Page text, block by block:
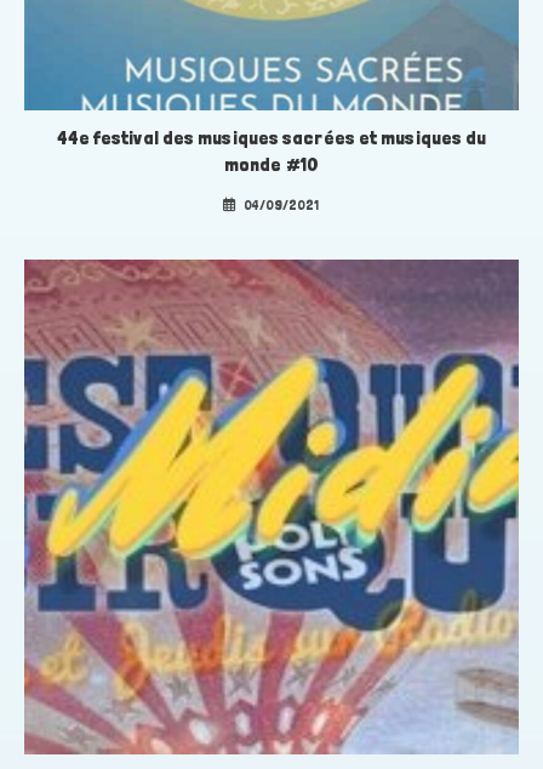
44e festival des musiques sacrées et musiques du
monde #10
04/09/2021